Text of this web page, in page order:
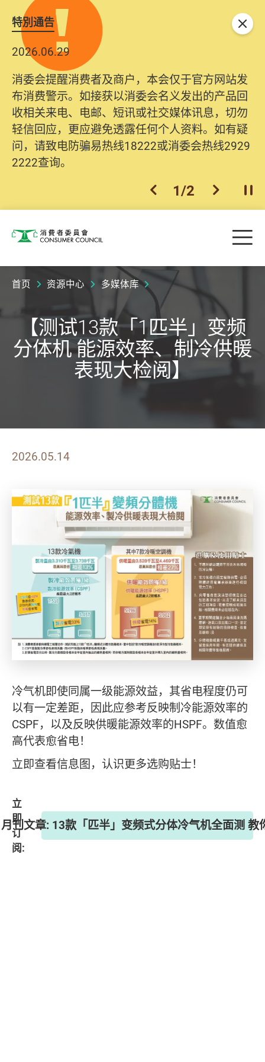
特別通告
2026.06.29
消委会提醒消费者及商户，本会仅于官方网站发
布消费警示。如接获以消委会名义发出的产品回
收相关来电、电邮、短讯或社交媒体讯息，切勿
轻信回应，更应避免透露任何个人资料。如有疑
问，请致电防骗易热线18222或消委会热线2929
2222查询。
上一个
1/2 下一个开
关闭
消费者委员会 目
首页 资源中心 多媒体库
【测试13款「1匹半」变频
分体机 能源效率、制冷供暖
表现大检阅】
2026.05.14
冷气机即使同属一级能源效益，其省电程度仍可
以有一定差距，因此应参考反映制冷能源效率的
CSPF，以及反映供暖能源效率的HSPF。数值愈
高代表愈省电！
立即查看信息图，认识更多选购贴士！
立
即
订
阅:
刊文章: 13款「匹半」变频式分体冷气机全面测 教